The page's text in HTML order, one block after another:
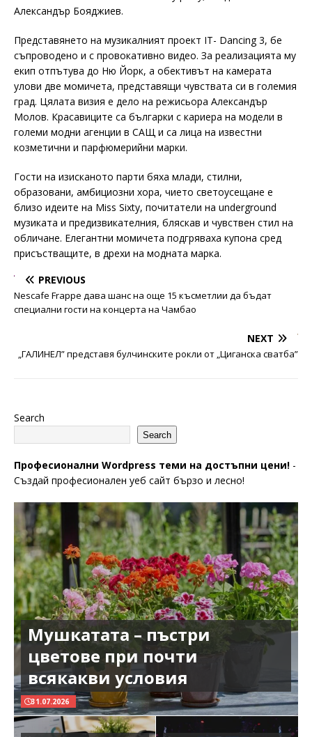
Александър Бояджиев.
Представянето на музикалният проект IT- Dancing 3, бе
съпроводено и с провокативно видео. За реализацията му
екип отпътува до Ню Йорк, а обективът на камерата
улови две момичета, представящи чувствата си в големия
град. Цялата визия е дело на режисьора Александър
Молов. Красавиците са българки с кариера на модели в
големи модни агенции в САЩ и са лица на известни
козметични и парфюмерийни марки.
Гости на изисканото парти бяха млади, стилни,
образовани, амбициозни хора, чието светоусещане е
близо идеите на Miss Sixty, почитатели на underground
музиката и предизвикателния, бляскав и чувствен стил на
обличане. Елегантни момичета подгряваха купона сред
присъстващите, в дрехи на модната марка.
PREVIOUS
Nescafe Frappe дава шанс на още 15 късметлии да бъдат
специални гости на концерта на Чамбао
NEXT
„ГАЛИНЕЛ” представя булчинските рокли от „Циганска сватба”
Search
Search
Професионални Wordpress теми на достъпни цени! -
Създай професионален уеб сайт бързо и лесно!
Мушкатата – пъстри
цветове при почти
всякакви условия
31.07.2026